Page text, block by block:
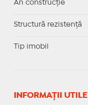
An construcție
Structură rezistență
Tip imobil
INFORMAŢII UTILE